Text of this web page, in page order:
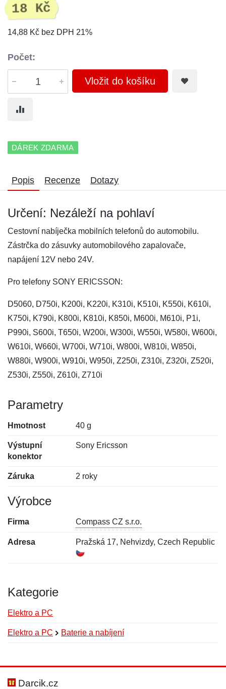
18 Kč
14,88 Kč bez DPH 21%
Počet:
Vložit do košíku
DÁREK ZDARMA
Popis Recenze Dotazy
Určení: Nezáleží na pohlaví
Cestovní nabíječka mobilních telefonů do automobilu.
Zástrčka do zásuvky automobilového zapalovače,
napájení 12V nebo 24V.
Pro telefony SONY ERICSSON:
D5060, D750i, K200i, K220i, K310i, K510i, K550i, K610i,
K750i, K790i, K800i, K810i, K850i, M600i, M610i, P1i,
P990i, S600i, T650i, W200i, W300i, W550i, W580i, W600i,
W610i, W660i, W700i, W710i, W800i, W810i, W850i,
W880i, W900i, W910i, W950i, Z250i, Z310i, Z320i, Z520i,
Z530i, Z550i, Z610i, Z710i
Parametry
Hmotnost 40 g
Výstupní
konektor
Sony Ericsson
Záruka 2 roky
Výrobce
Firma Compass CZ s.r.o.
Adresa Pražská 17, Nehvizdy, Czech Republic
Kategorie
Elektro a PC
Elektro a PC Baterie a nabíjení
Hodnocení:
Jméno:
Darcik.cz